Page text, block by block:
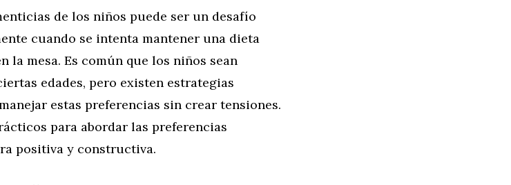
de los niños puede ser un desafío
cuando se intenta mantener una dieta
la mesa. Es común que los niños sean
edades, pero existen estrategias
estas preferencias sin crear tensiones.
para abordar las preferencias
positiva y constructiva.